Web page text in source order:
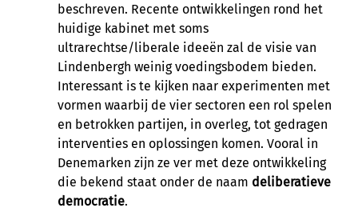
beschreven. Recente ontwikkelingen rond het
huidige kabinet met soms
ultrarechtse/liberale ideeën zal de visie van
Lindenbergh weinig voedingsbodem bieden.
Interessant is te kijken naar experimenten met
vormen waarbij de vier sectoren een rol spelen
en betrokken partijen, in overleg, tot gedragen
interventies en oplossingen komen. Vooral in
Denemarken zijn ze ver met deze ontwikkeling
die bekend staat onder de naam deliberatieve
democratie.